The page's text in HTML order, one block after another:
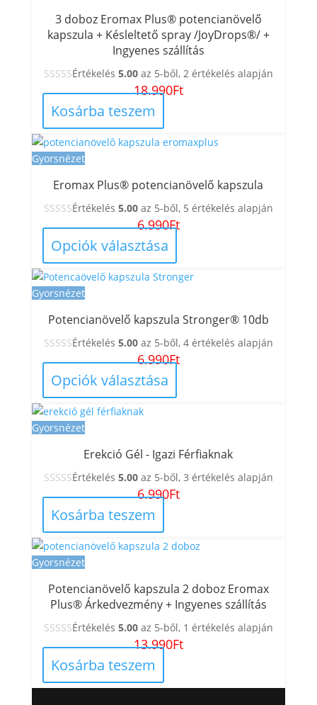
3 doboz Eromax Plus® potencianövelő
kapszula + Késleltető spray /JoyDrops®/ +
Ingyenes szállítás
Értékelés 5.00az 5-ből, 2értékelés alapján
18.990Ft
Kosárba teszem
Gyorsnézet
Eromax Plus® potencianövelő kapszula
Értékelés 5.00az 5-ből, 5 értékelés alapján
6.990Ft
Opciók választása
Gyorsnézet
Potencianövelő kapszula Stronger® 10db
Értékelés 5.00az 5-ből, 4értékelés alapján
6.990Ft
Opciók választása
Gyorsnézet
Erekció Gél - Igazi Férfiaknak
Értékelés 5.00az 5-ből, 3 értékelés alapján
6.990Ft
Kosárba teszem
Gyorsnézet
Potencianövelő kapszula 2 doboz Eromax
Plus® Árkedvezmény + Ingyenes szállítás
Értékelés 5.00az 5-ből, 1 értékelés alapján
13.990Ft
Kosárba teszem